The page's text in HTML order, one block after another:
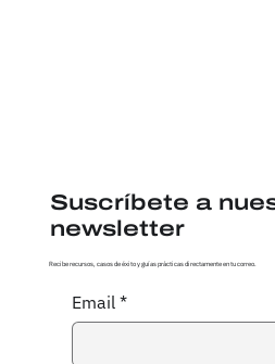
¿Por qué tu
necesita un
Suscríbete a
newsletter
Recibe recursos, casos de éxito y guías prácticas directamente en tu correo.
Email *